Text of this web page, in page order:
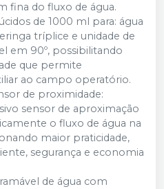
fina do fluxo de água.
de 1000 ml para: água
tríplice e unidade de
em 90º, possibilitando
que permite
ao campo operatório.
de proximidade:
sensor de aproximação
o fluxo de água na
maior praticidade,
segurança e economia
de água com